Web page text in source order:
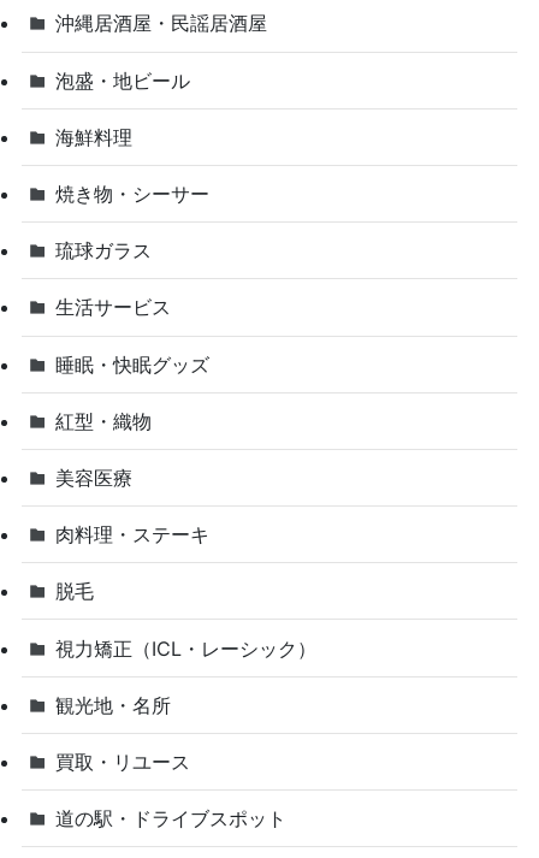
沖縄居酒屋・民謡居酒屋
泡盛・地ビール
海鮮料理
焼き物・シーサー
琉球ガラス
生活サービス
睡眠・快眠グッズ
紅型・織物
美容医療
肉料理・ステーキ
脱毛
視力矯正（ICL・レーシック）
観光地・名所
買取・リユース
道の駅・ドライブスポット